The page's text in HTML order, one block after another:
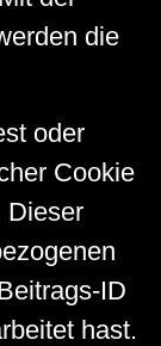
die
oder
Cookie
Dieser
ID
hast.